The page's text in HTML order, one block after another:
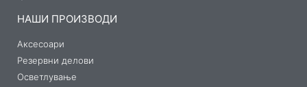
НАШИ ПРОИЗВОДИ
Аксесоари
Резервни делови
Осветлување